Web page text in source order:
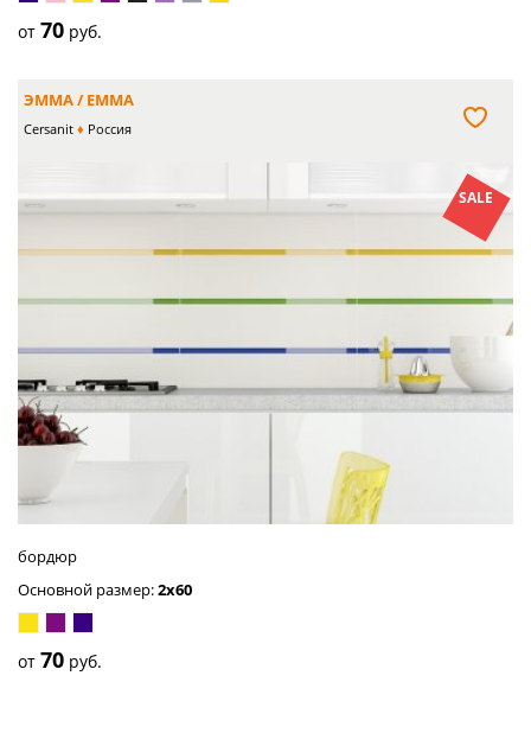
синийрозовыйжёлтый
от 70 руб.
ЭММА / EMMA
Cersanit Россия
SALE
бордюр
Основной размер:2x60
жёлтыйпурпурный
синий
от 70 руб.